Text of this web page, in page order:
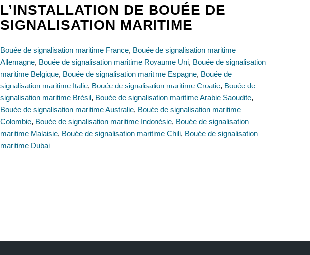
L’INSTALLATION DE BOUÉE DE
SIGNALISATION MARITIME
Bouée de signalisation maritime France, Bouée de signalisation maritime
Allemagne, Bouée de signalisation maritime Royaume Uni, Bouée de signalisation
maritime Belgique, Bouée de signalisation maritime Espagne, Bouée de
signalisation maritime Italie, Bouée de signalisation maritime Croatie, Bouée de
signalisation maritime Brésil, Bouée de signalisation maritime Arabie Saoudite,
Bouée de signalisation maritime Australie, Bouée de signalisation maritime
Colombie, Bouée de signalisation maritime Indonésie, Bouée de signalisation
maritime Malaisie, Bouée de signalisation maritime Chili, Bouée de signalisation
maritime Dubai